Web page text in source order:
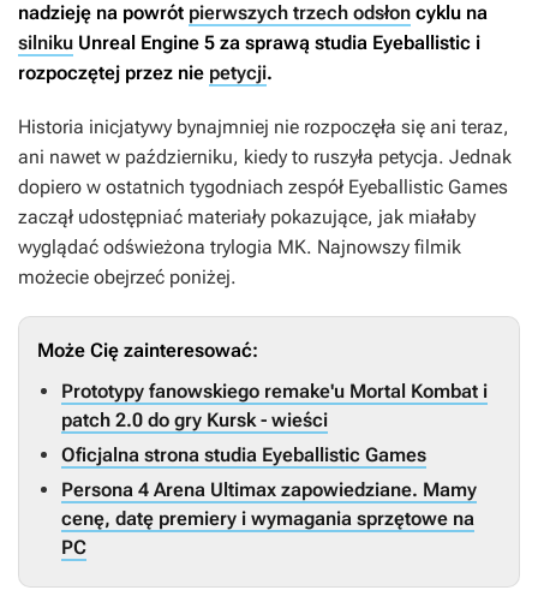
nadzieję na powrót pierwszych trzech odsłon cyklu na
silniku Unreal Engine 5 za sprawą studia Eyeballistic i
rozpoczętej przez nie petycji.
Historia inicjatywy bynajmniej nie rozpoczęła się ani teraz,
ani nawet w październiku, kiedy to ruszyła petycja. Jednak
dopiero w ostatnich tygodniach zespół Eyeballistic Games
zaczął udostępniać materiały pokazujące, jak miałaby
wyglądać odświeżona trylogia MK. Najnowszy filmik
możecie obejrzeć poniżej.
Może Cię zainteresować:
Prototypy fanowskiego remake'u Mortal Kombat i
patch 2.0 do gry Kursk - wieści
Oficjalna strona studia Eyeballistic Games
Persona 4 Arena Ultimax zapowiedziane. Mamy
cenę, datę premiery i wymagania sprzętowe na
PC